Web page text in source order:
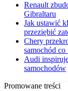
Renault
Gibraltaru
Jak ustawić
przeziębić
Chery
samochód co
Audi
samochodów
Promowane treści